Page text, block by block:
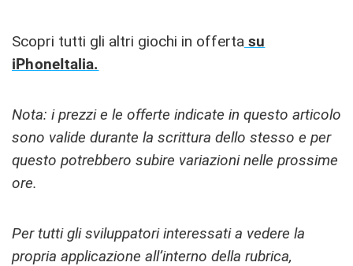
Scopri tutti gli altri giochi in offerta su
iPhoneItalia.
Nota: i prezzi e le offerte indicate in questo articolo
sono valide durante la scrittura dello stesso e per
questo potrebbero subire variazioni nelle prossime
ore.
Per tutti gli sviluppatori interessati a vedere la
propria applicazione all’interno della rubrica,